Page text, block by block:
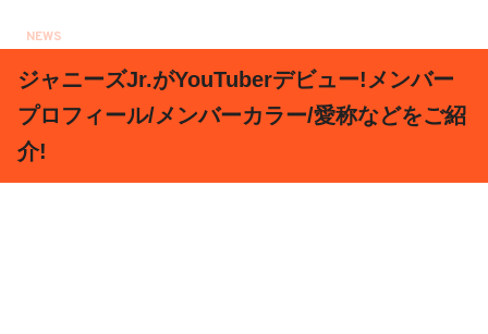
NEWS
ジャニーズJr.がYouTuberデビュー!メンバー
プロフィール/メンバーカラー/愛称などをご紹
介!